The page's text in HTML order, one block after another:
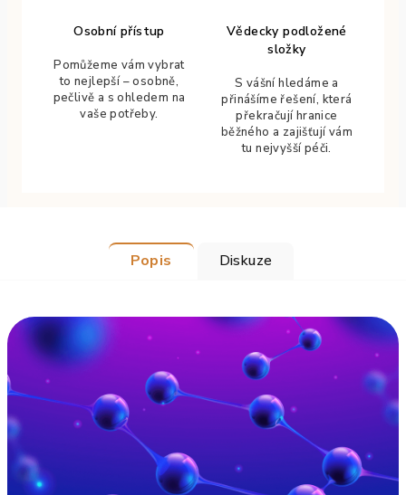
Osobní přístup
Pomůžeme vám vybrat
to nejlepší – osobně,
pečlivě a s ohledem na
vaše potřeby.
Vědecky podložené
složky
S vášní hledáme a
přinášíme řešení, která
překračují hranice
běžného a zajišťují vám
tu nejvyšší péči.
Popis Diskuze